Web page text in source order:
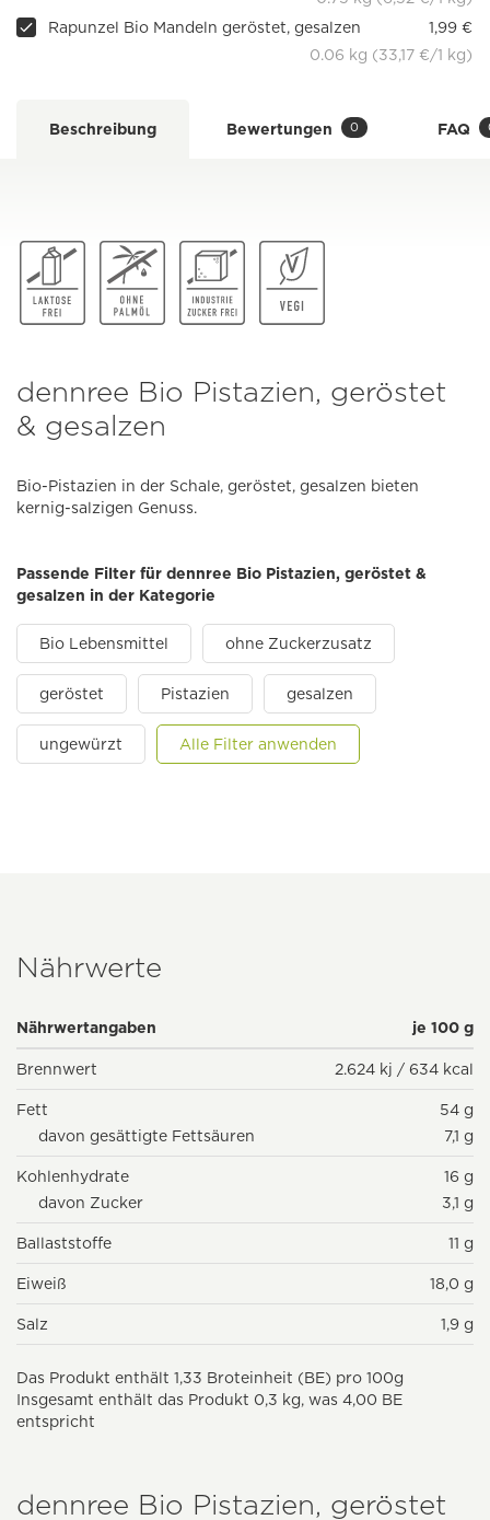
Rapunzel Bio Mandeln geröstet, gesalzen
1,99 €
0.06 kg (33,17 €/1 kg)
Beschreibung Bewertungen 0 FAQ
dennree Bio Pistazien, geröstet
& gesalzen
Bio-Pistazien in der Schale, geröstet, gesalzen bieten
kernig-salzigen Genuss.
Passende Filter für dennree Bio Pistazien, geröstet &
gesalzen in der Kategorie
Bio Lebensmittel ohne Zuckerzusatz
geröstet Pistazien gesalzen
ungewürzt Alle Filter anwenden
Nährwerte
Nährwertangaben je 100 g
Brennwert 2.624 kj / 634 kcal
Fett
54 g
davon gesättigte Fettsäuren
7,1 g
Kohlenhydrate
16 g
davon Zucker
3,1 g
Ballaststoffe 11 g
Eiweiß 18,0 g
Salz 1,9 g
Das Produkt enthält 1,33 Broteinheit (BE) pro 100g
Insgesamt enthält das Produkt 0,3 kg, was 4,00 BE
entspricht
dennree Bio Pistazien, geröstet